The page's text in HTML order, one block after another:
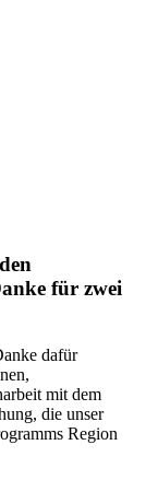
für zwei
dafür
mit dem
die unser
Region